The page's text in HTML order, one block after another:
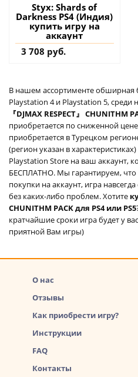
Styx: Shards of
Darkness PS4 (Индия)
купить игру на
аккаунт
3 708 руб.
В нашем ассортименте обширная
Playstation 4 и Playstation 5, среди
『DJMAX RESPECT』 CHUNITHM
приобретается по сниженной
приобретается в Турецком
(регион указан в
Playstation Store на ваш аккаунт,
БЕСПЛАТНО. Мы гарантируем, что
покупки на аккаунт, игра
без каких-либо проблем. Хотите
CHUNITHM PACK для PS4 или PS5
кратчайшие сроки игра будет у
приятной Вам игры)
О нас
Отзывы
Как приобрести игру?
Инструкции
FAQ
Контакты